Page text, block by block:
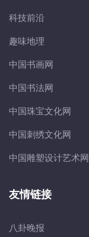
科技前沿
趣味地理
中国书画网
中国书法网
中国珠宝文化网
中国刺绣文化网
中国雕塑设计艺术网
友情链接
八卦晚报